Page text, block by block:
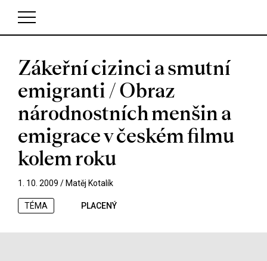
V košíku zatím nemáte žádné položky.
Zákeřní cizinci a smutní
emigranti / Obraz
národnostních menšin a
emigrace v českém filmu
kolem roku
1. 10. 2009 / Matěj Kotalík
TÉMA PLACENÝ